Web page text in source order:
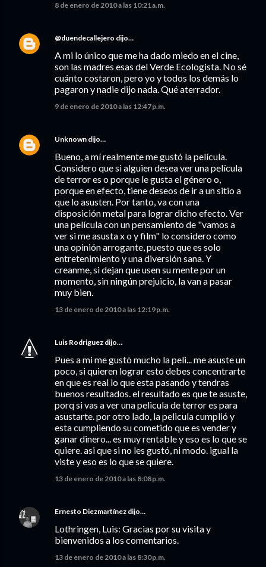
8 de enero de 2010 a las 10:21 a.m.
@duendecallejero dijo…
A mi lo único que me ha dado miedo en el cine,
son las madres esas del Verde Ecologista. No sé
cuánto costaron, pero yo y todos los demás lo
pagaron y nadie dijo nada. Qué aterrador.
9 de enero de 2010 a las 12:47 p.m.
Unknown dijo…
Bueno, a mí realmente me gustó la película.
Considero que si alguien desea ver una película
de terror es o porque le gusta el género o,
porque en efecto, tiene deseos de ir a un sitio a
que lo asusten. Por tanto, va con una
disposición metal para lograr dicho efecto. Ver
una película con un pensamiento de "vamos a
ver si me asusta x o y film" lo considero como
una opinión arrogante, puesto que es solo
entretenimiento y una diversión sana. Y
creanme, si dejan que usen su mente por un
momento, sin ningún prejuicio, la van a pasar
muy bien.
13 de enero de 2010 a las 12:19 p.m.
Luis Rodriguez dijo…
Pues a mi me gustò mucho la peli... me asuste un
poco, si quieren lograr esto debes concentrarte
en que es real lo que esta pasando y tendras
buenos resultados. el resultado es que te asuste,
porq si vas a ver una pelicula de terror es para
asustarte. por otro lado, la pelicula cumplió y
esta cumpliendo su cometido que es vender y
ganar dinero... es muy rentable y eso es lo que se
quiere. asi que si no les gustó, ni modo. igual la
viste y eso es lo que se quiere.
13 de enero de 2010 a las 8:08 p.m.
Ernesto Diezmartínez dijo…
Lothringen, Luis: Gracias por su visita y
bienvenidos a los comentarios.
13 de enero de 2010 a las 8:30 p.m.